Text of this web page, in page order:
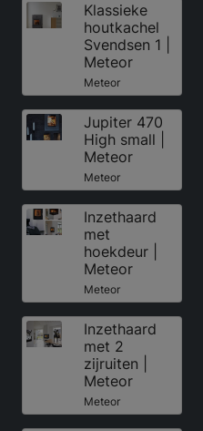
Klassieke
houtkachel
Svendsen 1 |
Meteor
Meteor
Jupiter 470
High small |
Meteor
Meteor
Inzethaard
met
hoekdeur |
Meteor
Meteor
Inzethaard
met 2
zijruiten |
Meteor
Meteor